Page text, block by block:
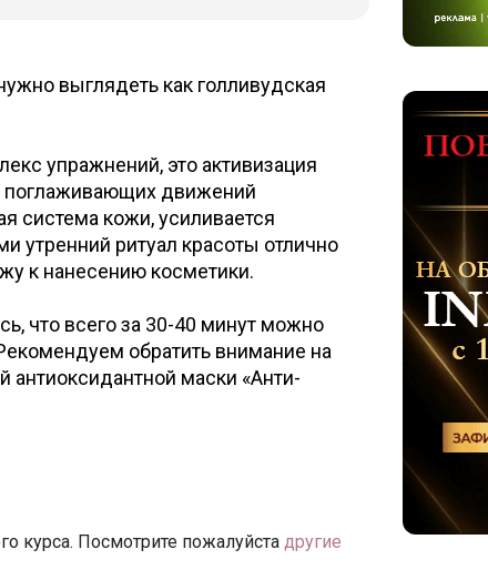
выглядеть как голливудская
упражнений, это активизация
движений
система кожи, усиливается
утренний ритуал красоты отлично
к нанесению косметики.
что всего за 30-40 минут можно
обратить внимание на
маски «Анти-
курса. Посмотрите пожалуйста другие